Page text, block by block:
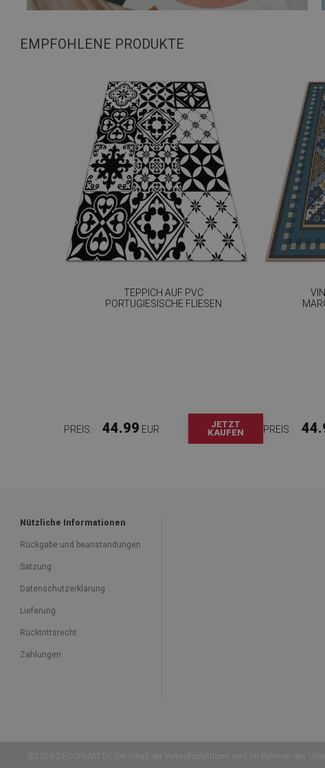
EMPFOHLENE PRODUKTE
TEPPICH AUF PVC
PORTUGIESISCHE FLIESEN
PREIS: 44.99 EUR
JETZT
KAUFEN
PREIS:
Nützliche Informationen
Rückgabe und beanstandungen
Satzung
Datenschutzerklärung
Lieferung
Rücktrittsrecht
Zahlungen
©2026 DECORMAT.DE Der Inhalt der Verkaufsplattform wird im Rahmen des